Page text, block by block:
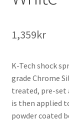
1,359kr
K-Tech shock
grade Chrome
treated, pre-set
is then applied
powder coated